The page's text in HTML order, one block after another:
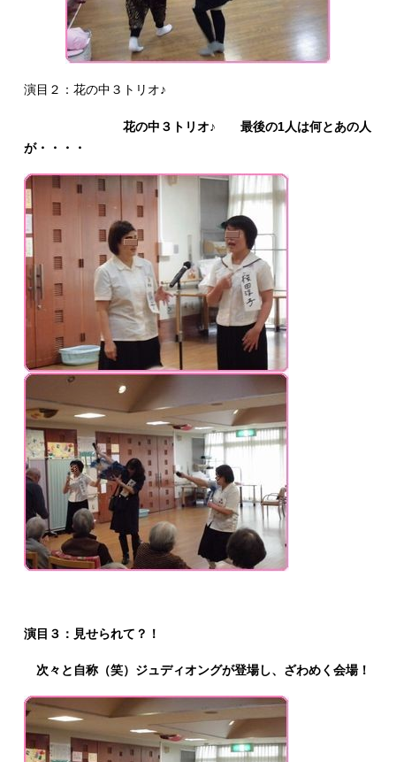
演目２：花の中３トリオ♪
花の中３トリオ♪ 最後の1人は何とあの人
が・・・・
演目３：見せられて？！
次々と自称（笑）ジュディオングが登場し、ざわめく会場！